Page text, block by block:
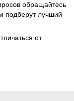
обращайтесь
подберут лучший
от